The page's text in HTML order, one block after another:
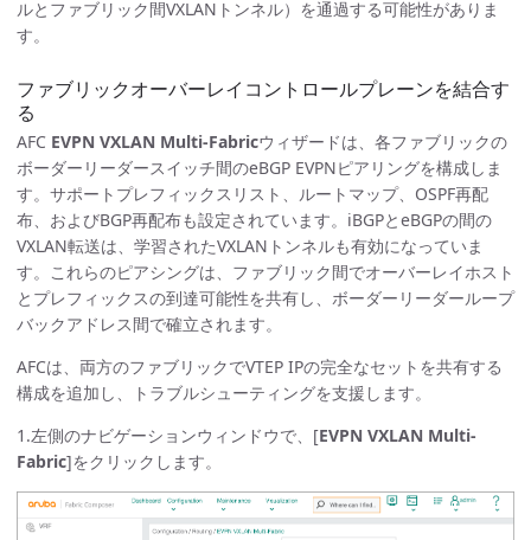
ルとファブリック間VXLANトンネル）を通過する可能性がありま
す。
ファブリックオーバーレイコントロールプレーンを結合す
る
AFC EVPN VXLAN Multi-Fabricウィザードは、各ファブリックの
ボーダーリーダースイッチ間のeBGP EVPNピアリングを構成しま
す。サポートプレフィックスリスト、ルートマップ、OSPF再配
布、およびBGP再配布も設定されています。iBGPとeBGPの間の
VXLAN転送は、学習されたVXLANトンネルも有効になっていま
す。これらのピアシングは、ファブリック間でオーバーレイホスト
とプレフィックスの到達可能性を共有し、ボーダーリーダーループ
バックアドレス間で確立されます。
AFCは、両方のファブリックでVTEP IPの完全なセットを共有する
構成を追加し、トラブルシューティングを支援します。
1.左側のナビゲーションウィンドウで、[EVPN VXLAN Multi-
Fabric]をクリックします。